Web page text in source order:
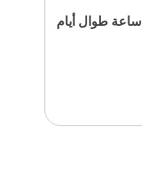
المساعدة الطارئة على مدار 24 ساعة طوال أيام